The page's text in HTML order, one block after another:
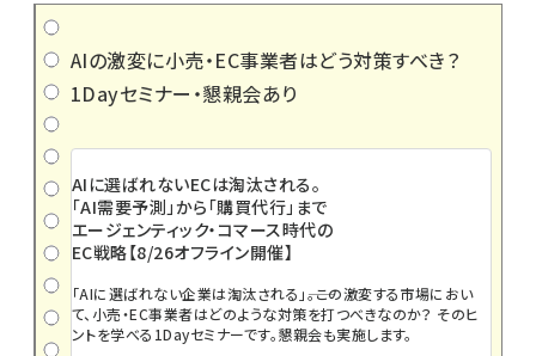
AIの激変に小売・EC事業者はどう対策すべき？
1Dayセミナー・懇親会あり
AIに選ばれないECは淘汰される。
「AI需要予測」から「購買代行」まで
エージェンティック・コマース時代の
EC戦略【8/26オフライン開催】
「AIに選ばれない企業は淘汰される」――。この激変する市場におい
て、小売・EC事業者はどのような対策を打つべきなのか？ そのヒ
ントを学べる1Dayセミナーです。懇親会も実施します。